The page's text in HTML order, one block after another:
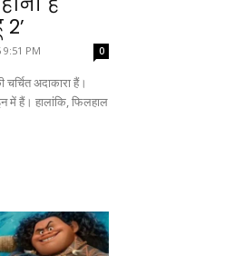
PM 0
अदाकारा हैं।
में हैं। हालांकि, फिलहाल